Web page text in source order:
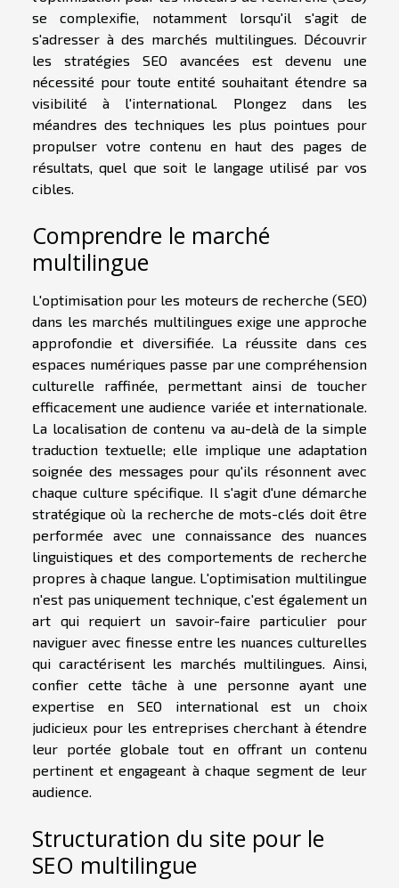
se complexifie, notamment lorsqu'il s'agit de
s'adresser à des marchés multilingues. Découvrir
les stratégies SEO avancées est devenu une
nécessité pour toute entité souhaitant étendre sa
visibilité à l'international. Plongez dans les
méandres des techniques les plus pointues pour
propulser votre contenu en haut des pages de
résultats, quel que soit le langage utilisé par vos
cibles.
Comprendre le marché
multilingue
L'optimisation pour les moteurs de recherche (SEO)
dans les marchés multilingues exige une approche
approfondie et diversifiée. La réussite dans ces
espaces numériques passe par une compréhension
culturelle raffinée, permettant ainsi de toucher
efficacement une audience variée et internationale.
La localisation de contenu va au-delà de la simple
traduction textuelle; elle implique une adaptation
soignée des messages pour qu'ils résonnent avec
chaque culture spécifique. Il s'agit d'une démarche
stratégique où la recherche de mots-clés doit être
performée avec une connaissance des nuances
linguistiques et des comportements de recherche
propres à chaque langue. L'optimisation multilingue
n'est pas uniquement technique, c'est également un
art qui requiert un savoir-faire particulier pour
naviguer avec finesse entre les nuances culturelles
qui caractérisent les marchés multilingues. Ainsi,
confier cette tâche à une personne ayant une
expertise en SEO international est un choix
judicieux pour les entreprises cherchant à étendre
leur portée globale tout en offrant un contenu
pertinent et engageant à chaque segment de leur
audience.
Structuration du site pour le
SEO multilingue